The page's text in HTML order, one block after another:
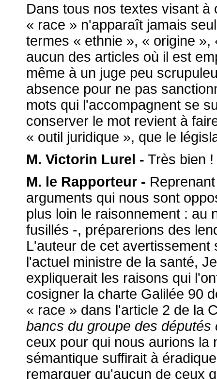
Dans tous nos textes visant
« race » n'apparaît jamais
termes « ethnie », « origine
aucun des articles où il est
même à un juge peu
absence pour ne pas
mots qui l'accompagnent se
conserver le mot revient à
« outil juridique », que le
M. Victorin Lurel - Très bien !
M. le Rapporteur -
arguments qui nous sont
plus loin le raisonnement : au
fusillés -, préparerions des
L'auteur de cet
l'actuel ministre de la santé,
expliquerait les raisons qui
cosigner la charte Galilée 90
« race » dans l'article 2 de la
bancs du groupe des
ceux pour qui nous aurions
sémantique suffirait à
remarquer qu'aucun de ceux